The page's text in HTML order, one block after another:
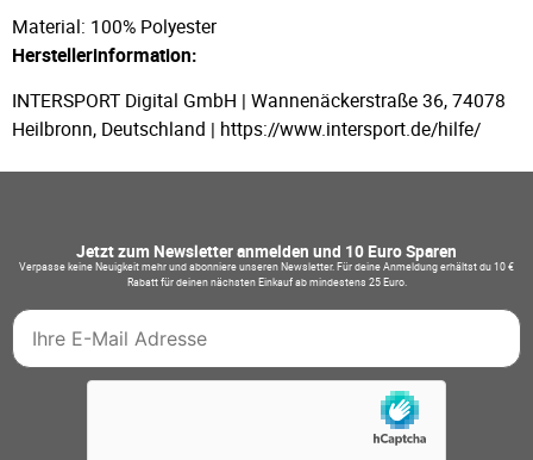
Material: 100% Polyester
Herstellerinformation:
INTERSPORT Digital GmbH | Wannenäckerstraße 36, 74078
Heilbronn, Deutschland | https://www.intersport.de/hilfe/
Jetzt zum Newsletter anmelden und 10 Euro Sparen
Verpasse keine Neuigkeit mehr und abonniere unseren Newsletter. Für deine Anmeldung erhältst du 10 €
Rabatt für deinen nächsten Einkauf ab mindestens 25 Euro.